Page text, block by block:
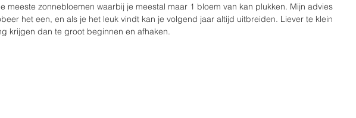
meeste zonnebloemen waarbij je meestal maar 1 bloem van kan plukken. Mijn advies
het een, en als je het leuk vindt kan je volgend jaar altijd uitbreiden. Liever te klein
krijgen dan te groot beginnen en afhaken.